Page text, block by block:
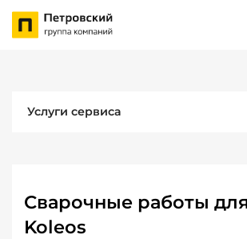
Услуги сервиса
Сварочные работы
Koleos